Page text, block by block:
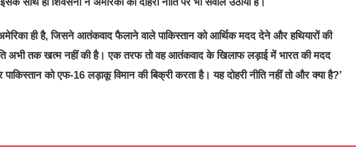
ही है, जिसने आतंकवाद फैलाने वाले पाकिस्तान को आर्थिक मदद देने और हथियारों की
अभी तक खत्म नहीं की है। एक तरफ तो वह आतंकवाद के खिलाफ लड़ाई में भारत की मदद
को एफ-16 लड़ाकू विमान की बिक्री करता है। यह दोहरी नीति नहीं तो और क्या है?’